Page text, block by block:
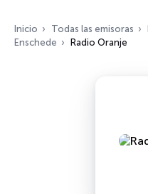
Inicio Todas las emisoras
Enschede
Radio Oranje